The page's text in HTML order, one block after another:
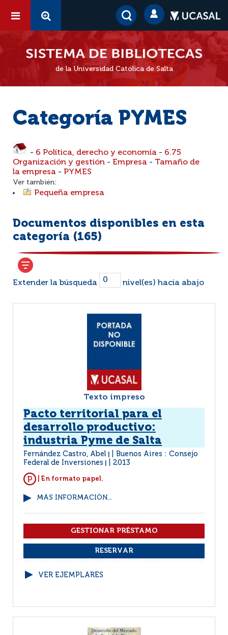
de la Universidad Católica de Salta
Categoría PYMES
- 6 Política, derecho y economía - 6.75
Organización y gestión - Empresa - Tamaño de
la empresa - PYMES
Ver también:
Pequeña empresa
Documentos disponibles en esta
categoría (165)
Extender la búsqueda nivel(es) hacia abajo
Texto impreso
Pacto territorial para el
desarrollo productivo:
industria Pyme de Salta
Fernández Castro, Abel
Buenos Aires : Consejo
Federal de Inversiones
2013
| En formato papel.
MÁS INFORMACIÓN...
VER EJEMPLARES